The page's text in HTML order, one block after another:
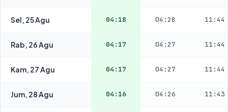
Sel, 25 Agu 04:18 04:28 11:44
Rab, 26 Agu 04:17 04:27 11:44
Kam, 27 Agu 04:17 04:27 11:44
Jum, 28 Agu 04:16 04:26 11:43